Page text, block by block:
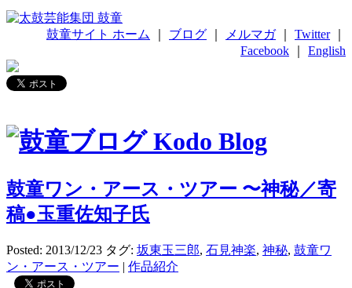
鼓童サイト ホーム ブログ メルマガ｜ Twitter｜
Facebook
English
鼓童ワン・アース・ツアー 〜神秘／寄
稿●玉重佐知子氏
Posted: 2013/12/23 タグ: 坂東玉三郎, 石見神楽, 神秘, 鼓童ワ
ン・アース・ツアー | 作品紹介